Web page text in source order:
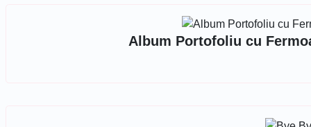
Album Portofoliu cu